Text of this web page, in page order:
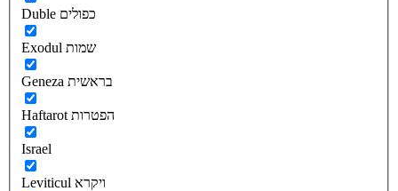
Duble כפולים
Exodul שמות
Geneza בראשית
Haftarot הפטרות
Israel
Leviticul ויקרא